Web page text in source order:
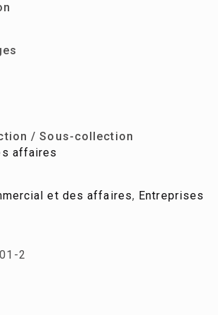
/ Sous-collection
affaires
et des affaires, Entreprises
2